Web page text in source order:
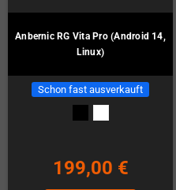
Anbernic RG Vita Pro (Android 14,
Linux)
Schon fast ausverkauft
199,00 €